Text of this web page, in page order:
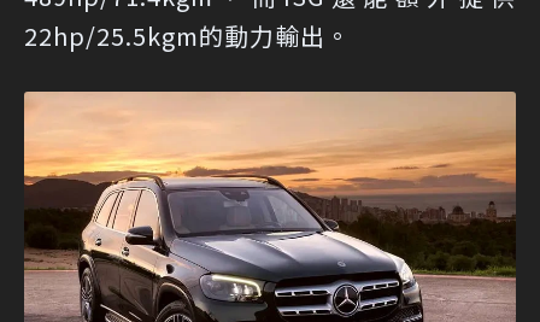
22hp/25.5kgm的動力輸出。